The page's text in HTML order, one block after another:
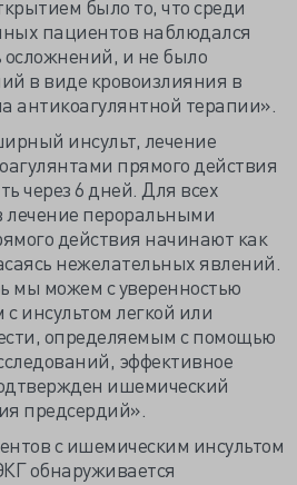
было то, что среди
пациентов наблюдался
осложнений, и не было
в виде кровоизлияния в
антикоагулянтной терапии».
инсульт, лечение
прямого действия
через 6 дней. Для всех
лечение пероральными
действия начинают как
нежелательных явлений.
мы можем с уверенностью
инсультом легкой или
определяемым с помощью
эффективное
ишемический
предсердий».
с ишемическим инсультом
обнаруживается